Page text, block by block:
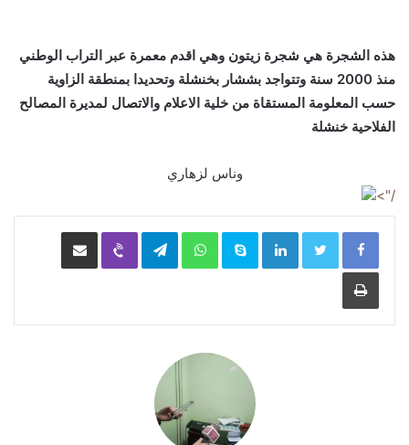
هذه الشجرة هي شجرة زيتون وهي اقدم معمرة عبر التراب الوطني
منذ 2000 سنة وتتواجد بششار بخنشلة وتحديدا بمنطقة الزاوية
حسب المعلومة المستقاة من خلية الاعلام والاتصال لمديرة المصالح
الفلاحية خنشلة
وناس لزهاري
/">
LinkedIn
Skype
WhatsApp
Telegram
Viber مشاركة عبر البريد
طباعة